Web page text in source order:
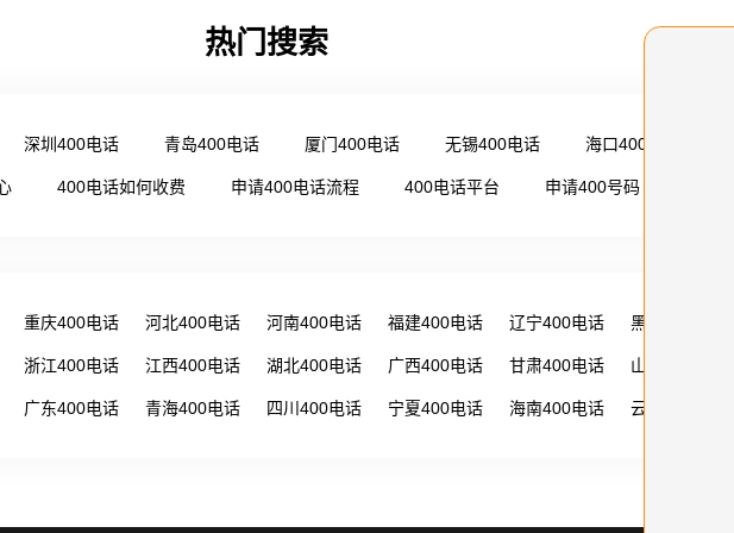
热门搜索
深圳400电话 青岛400电话 厦门400电话 无锡400电话 海口400电话
400电话如何收费 申请400电话流程 400电话平台 申请400号码
重庆400电话 河北400电话 河南400电话 福建400电话 辽宁400电话 黑龙江400电话
浙江400电话 江西400电话 湖北400电话 广西400电话 甘肃400电话 山西400电话
广东400电话 青海400电话 四川400电话 宁夏400电话 海南400电话 云南400电话